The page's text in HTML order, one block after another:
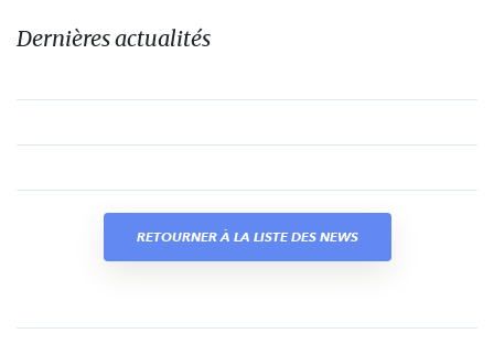
Dernières actualités
RETOURNER À LA LISTE DES NEWS